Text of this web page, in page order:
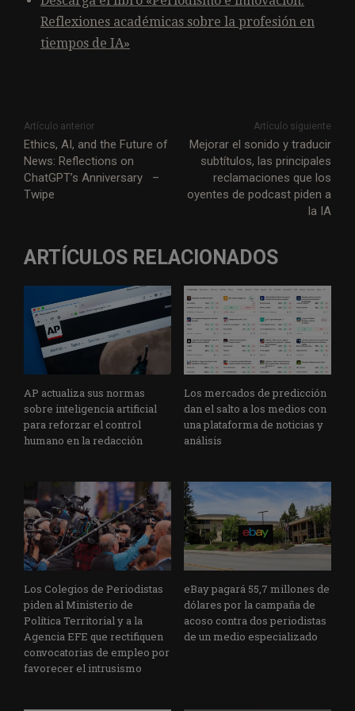
Reflexiones académicas sobre la profesión en
tiempos de IA»
Artículo anterior
Ethics, AI, and the Future of
News: Reflections on
ChatGPT’s Anniversary –
Twipe
Artículo siguiente
Mejorar el sonido y traducir
subtítulos, las principales
reclamaciones que los
oyentes de podcast piden a
la IA
ARTÍCULOS RELACIONADOS
AP actualiza sus normas
sobre inteligencia artificial
para reforzar el control
humano en la redacción
Los mercados de predicción
dan el salto a los medios con
una plataforma de noticias y
análisis
Los Colegios de Periodistas
piden al Ministerio de
Política Territorial y a la
Agencia EFE que rectifiquen
convocatorias de empleo por
favorecer el intrusismo
eBay pagará 55,7 millones de
dólares por la campaña de
acoso contra dos periodistas
de un medio especializado